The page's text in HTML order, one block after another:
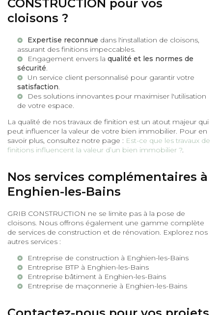
CONSTRUCTION pour vos
cloisons ?
Expertise reconnue dans l'installation de cloisons,
assurant des finitions impeccables.
Engagement envers la qualité et les normes de
sécurité.
Un service client personnalisé pour garantir votre
satisfaction.
Des solutions innovantes pour maximiser l'utilisation
de votre espace.
La qualité de nos travaux de finition est un atout majeur qui
peut influencer la valeur de votre bien immobilier. Pour en
savoir plus, consultez notre page : Est-ce que les travaux de
finitions influencent la valeur d’un bien immobilier ?.
Nos services complémentaires à
Enghien-les-Bains
GRIB CONSTRUCTION ne se limite pas à la pose de
cloisons. Nous offrons également une gamme complète
de services de construction et de rénovation. Explorez nos
autres services :
Entreprise de construction à Enghien-les-Bains
Entreprise BTP à Enghien-les-Bains
Entreprise bâtiment à Enghien-les-Bains
Entreprise de maçonnerie à Enghien-les-Bains